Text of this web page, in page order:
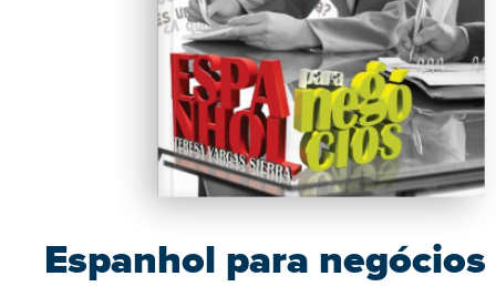
Espanhol para negócios